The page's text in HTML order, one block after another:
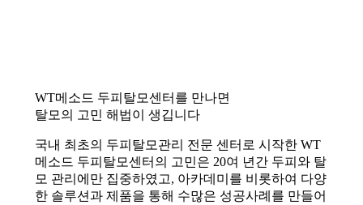
WT메소드 두피탈모센터를 만나면
탈모의 고민 해법이 생깁니다
국내 최초의 두피탈모관리 전문 센터로 시작한 WT
메소드 두피탈모센터의 고민은 20여 년간 두피와 탈
모 관리에만 집중하였고, 아카데미를 비롯하여 다양
한 솔루션과 제품을 통해 수많은 성공사례를 만들어